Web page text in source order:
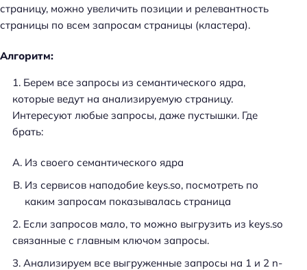
п
о
E
страницу, можно увеличить позиции и релевантность
страницы по всем запросам страницы (кластера).
Алгоритм:
Берем все запросы из семантического ядра,
которые ведут на анализируемую страницу.
Интересуют любые запросы, даже пустышки. Где
брать:
Из своего семантического ядра
Из сервисов наподобие keys.so, посмотреть по
каким запросам показывалась страница
Если запросов мало, то можно выгрузить из keys.so
связанные с главным ключом запросы.
Анализируем все выгруженные запросы на 1 и 2 n-